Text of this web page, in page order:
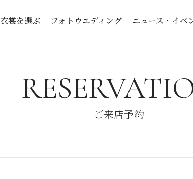
衣裳を選ぶ フォトウエディング ニュース・イベ
ご来店予約